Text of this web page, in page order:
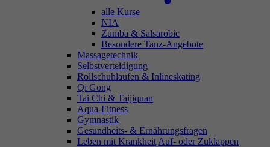
alle Kurse
NIA
Zumba & Salsarobic
Besondere Tanz-Angebote
Massagetechnik
Selbstverteidigung
Rollschuhlaufen & Inlineskating
Qi Gong
Tai Chi & Taijiquan
Aqua-Fitness
Gymnastik
Gesundheits- & Ernährungsfragen
Leben mit Krankheit Auf- oder Zuklappen